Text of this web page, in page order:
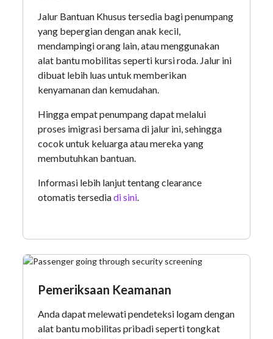
Jalur Bantuan Khusus tersedia bagi penumpang
yang bepergian dengan anak kecil,
mendampingi orang lain, atau menggunakan
alat bantu mobilitas seperti kursi roda. Jalur ini
dibuat lebih luas untuk memberikan
kenyamanan dan kemudahan.
Hingga empat penumpang dapat melalui
proses imigrasi bersama di jalur ini, sehingga
cocok untuk keluarga atau mereka yang
membutuhkan bantuan.
Informasi lebih lanjut tentang clearance
otomatis tersediadi sini.
Pemeriksaan Keamanan
Anda dapat melewati pendeteksi logam dengan
alat bantu mobilitas pribadi seperti tongkat